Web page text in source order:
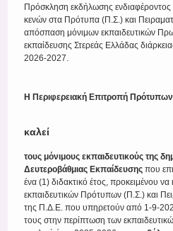
Πρόσκληση εκδήλωσης ενδιαφέροντος
κενών στα Πρότυπα (Π.Σ.) και
απόσπαση μόνιμων εκπαιδευτικών
εκπαίδευσης Στερεάς Ελλάδας
2026-2027.
Η Περιφερειακή Επιτροπή
καλεί
τους μόνιμους εκπαιδευτικούς της
Δευτεροβάθμιας Εκπαίδευσης που
ένα (1) διδακτικό έτος, προκειμένου
εκπαιδευτικών Πρότυπων (Π.Σ.) και
της Π.Δ.Ε. που υπηρετούν από 1-9-
τους στην περίπτωση των